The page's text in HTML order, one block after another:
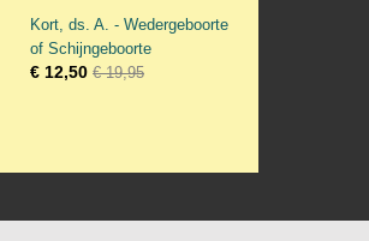
Kort, ds. A. - Wedergeboorte
of Schijngeboorte
€ 12,50 € 19,95